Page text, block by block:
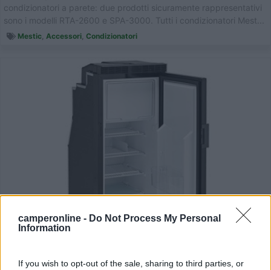
camperonline - Do Not Process My Personal
Information
If you wish to opt-out of the sale, sharing to third parties, or
condizionatori a parete: due prodotti sicuramente rappresentativi
sono i modelli RTA-2600 e SPA-3000. Tutti i condizionatori Mest...
Mestic Accessori Condizionatori
Slim